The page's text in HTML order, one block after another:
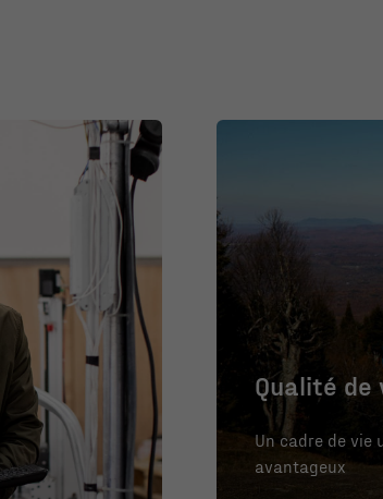
Qualité de
Un cadre de vie
avantageux